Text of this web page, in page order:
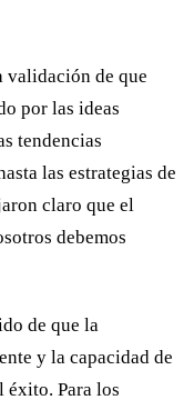
validación de que
por las ideas
tendencias
las estrategias de
claro que el
debemos
de que la
y la capacidad de
éxito. Para los